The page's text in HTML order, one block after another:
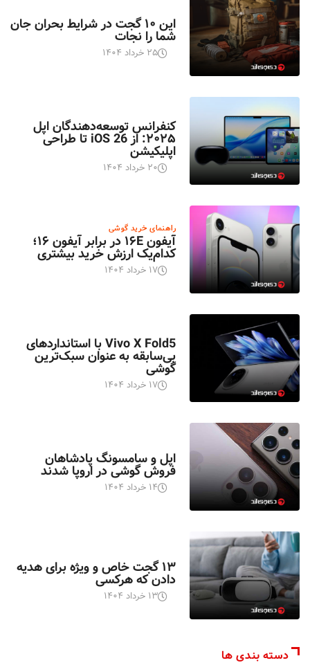
این ۱۰ گجت در شرایط بحران جان
شما را نجات
۲۵ خرداد ۱۴۰۴
کنفرانس توسعه‌دهندگان اپل
۲۰۲۵: از iOS 26 تا طراحی
اپلیکیشن
۲۰ خرداد ۱۴۰۴
راهنمای خرید گوشی
آیفون ۱۶E در برابر آیفون ۱۶؛
کدام‌یک ارزش خرید بیشتری
۱۷ خرداد ۱۴۰۴
Vivo X Fold5 با استانداردهای
بی‌سابقه به عنوان سبک‌ترین
گوشی
۱۷ خرداد ۱۴۰۴
اپل و سامسونگ پادشاهان
فروش گوشی در اروپا شدند
۱۴ خرداد ۱۴۰۴
۱۳ گجت خاص و ویژه برای هدیه
دادن که هرکسی
۱۳ خرداد ۱۴۰۴
دسته بندی ها